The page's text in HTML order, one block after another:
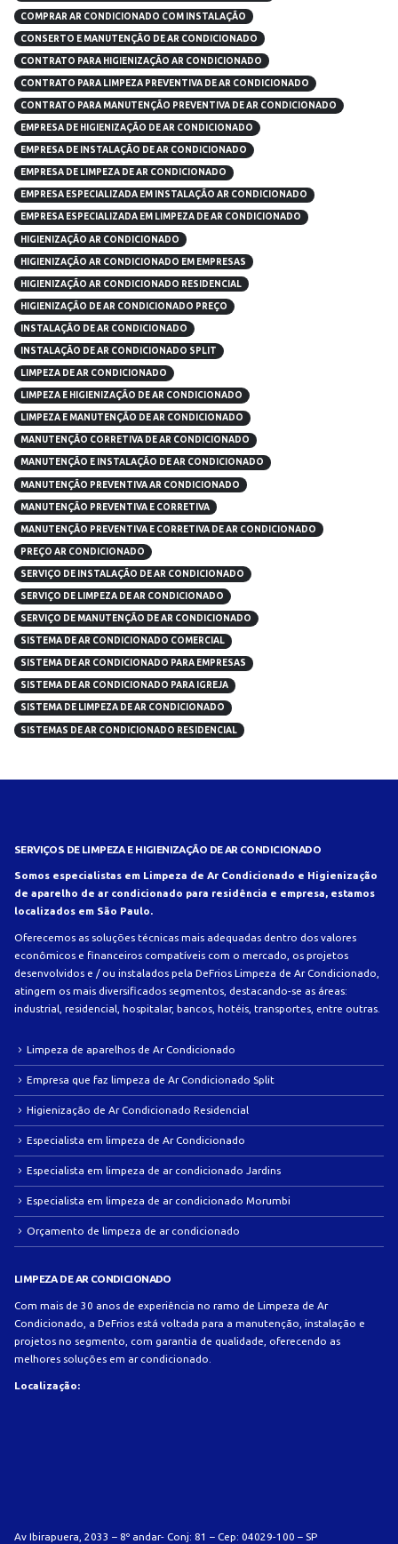
COMPRAR AR CONDICIONADO COM INSTALAÇÃO
CONSERTO E MANUTENÇÃO DE AR CONDICIONADO
CONTRATO PARA HIGIENIZAÇÃO AR CONDICIONADO
CONTRATO PARA LIMPEZA PREVENTIVA DE AR CONDICIONADO
CONTRATO PARA MANUTENÇÃO PREVENTIVA DE AR CONDICIONADO
EMPRESA DE HIGIENIZAÇÃO DE AR CONDICIONADO
EMPRESA DE INSTALAÇÃO DE AR CONDICIONADO
EMPRESA DE LIMPEZA DE AR CONDICIONADO
EMPRESA ESPECIALIZADA EM INSTALAÇÃO AR CONDICIONADO
EMPRESA ESPECIALIZADA EM LIMPEZA DE AR CONDICIONADO
HIGIENIZAÇÃO AR CONDICIONADO
HIGIENIZAÇÃO AR CONDICIONADO EM EMPRESAS
HIGIENIZAÇÃO AR CONDICIONADO RESIDENCIAL
HIGIENIZAÇÃO DE AR CONDICIONADO PREÇO
INSTALAÇÃO DE AR CONDICIONADO
INSTALAÇÃO DE AR CONDICIONADO SPLIT
LIMPEZA DE AR CONDICIONADO
LIMPEZA E HIGIENIZAÇÃO DE AR CONDICIONADO
LIMPEZA E MANUTENÇÃO DE AR CONDICIONADO
MANUTENÇÃO CORRETIVA DE AR CONDICIONADO
MANUTENÇÃO E INSTALAÇÃO DE AR CONDICIONADO
MANUTENÇÃO PREVENTIVA AR CONDICIONADO
MANUTENÇÃO PREVENTIVA E CORRETIVA
MANUTENÇÃO PREVENTIVA E CORRETIVA DE AR CONDICIONADO
PREÇO AR CONDICIONADO
SERVIÇO DE INSTALAÇÃO DE AR CONDICIONADO
SERVIÇO DE LIMPEZA DE AR CONDICIONADO
SERVIÇO DE MANUTENÇÃO DE AR CONDICIONADO
SISTEMA DE AR CONDICIONADO COMERCIAL
SISTEMA DE AR CONDICIONADO PARA EMPRESAS
SISTEMA DE AR CONDICIONADO PARA IGREJA
SISTEMA DE LIMPEZA DE AR CONDICIONADO
SISTEMAS DE AR CONDICIONADO RESIDENCIAL
SERVIÇOS DE LIMPEZA E HIGIENIZAÇÃO DE AR CONDICIONADO
Somos especialistas em Limpeza de Ar Condicionado e Higienização
de aparelho de ar condicionado para residência e empresa, estamos
localizados em São Paulo.
Oferecemos as soluções técnicas mais adequadas dentro dos valores
econômicos e financeiros compatíveis com o mercado, os projetos
desenvolvidos e / ou instalados pela DeFrios Limpeza de Ar Condicionado,
atingem os mais diversificados segmentos, destacando-se as áreas:
industrial, residencial, hospitalar, bancos, hotéis, transportes, entre outras.
Limpeza de aparelhos de Ar Condicionado
Empresa que faz limpeza de Ar Condicionado Split
Higienização de Ar Condicionado Residencial
Especialista em limpeza de Ar Condicionado
Especialista em limpeza de ar condicionado Jardins
Especialista em limpeza de ar condicionado Morumbi
Orçamento de limpeza de ar condicionado
LIMPEZA DE AR CONDICIONADO
Com mais de 30 anos de experiência no ramo de Limpeza de Ar
Condicionado, a DeFrios está voltada para a manutenção, instalação e
projetos no segmento, com garantia de qualidade, oferecendo as
melhores soluções em ar condicionado.
Localização:
Av Ibirapuera, 2033 – 8º andar- Conj: 81 – Cep: 04029-100 – SP